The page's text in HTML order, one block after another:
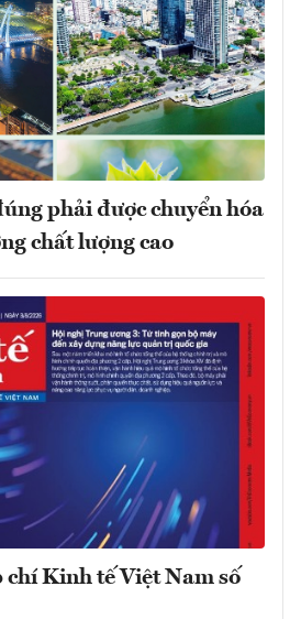
phải được chuyển hóa
chất lượng cao
chí Kinh tế Việt Nam số